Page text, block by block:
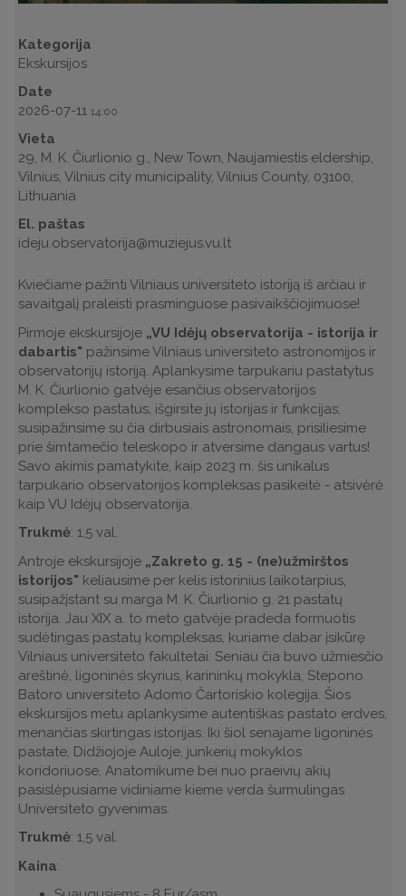
Kategorija
Ekskursijos
Date
2026-07-11 14:00
Vieta
29, M. K. Čiurlionio g., New Town, Naujamiestis eldership,
Vilnius, Vilnius city municipality, Vilnius County, 03100,
Lithuania
El. paštas
ideju.observatorija@muziejus.vu.lt
Kviečiame pažinti Vilniaus universiteto istoriją iš arčiau ir
savaitgalį praleisti prasminguose pasivaikščiojimuose!
Pirmoje ekskursijoje „VU Idėjų observatorija - istorija ir
dabartis" pažinsime Vilniaus universiteto astronomijos ir
observatorijų istoriją. Aplankysime tarpukariu pastatytus
M. K. Čiurlionio gatvėje esančius observatorijos
komplekso pastatus, išgirsite jų istorijas ir funkcijas,
susipažinsime su čia dirbusiais astronomais, prisiliesime
prie šimtamečio teleskopo ir atversime dangaus vartus!
Savo akimis pamatykite, kaip 2023 m. šis unikalus
tarpukario observatorijos kompleksas pasikeitė - atsivėrė
kaip VU Idėjų observatorija.
Trukmė: 1,5 val.
Antroje ekskursijoje „Zakreto g. 15 - (ne)užmirštos
istorijos" keliausime per kelis istorinius laikotarpius,
susipažįstant su marga M. K. Čiurlionio g. 21 pastatų
istorija. Jau XIX a. to meto gatvėje pradeda formuotis
sudėtingas pastatų kompleksas, kuriame dabar įsikūrę
Vilniaus universiteto fakultetai. Seniau čia buvo užmiesčio
areštinė, ligoninės skyrius, karininkų mokykla, Stepono
Batoro universiteto Adomo Čartoriskio kolegija. Šios
ekskursijos metu aplankysime autentiškas pastato erdves,
menančias skirtingas istorijas. Iki šiol senajame ligoninės
pastate, Didžiojoje Auloje, junkerių mokyklos
koridoriuose, Anatomikume bei nuo praeivių akių
pasislėpusiame vidiniame kieme verda šurmulingas
Universiteto gyvenimas.
Trukmė: 1,5 val.
Kaina: